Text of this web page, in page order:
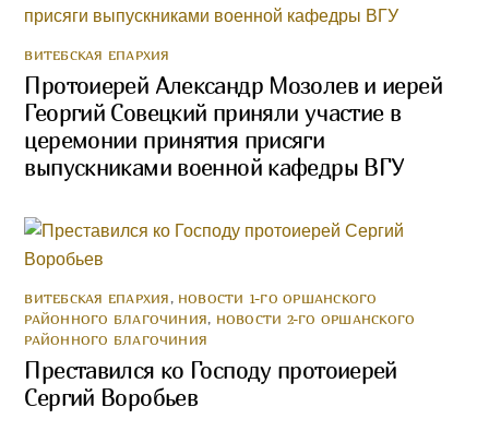
ВИТЕБСКАЯ ЕПАРХИЯ
Протоиерей Александр Мозолев и иерей
Георгий Совецкий приняли участие в
церемонии принятия присяги
выпускниками военной кафедры ВГУ
ВИТЕБСКАЯ ЕПАРХИЯ, НОВОСТИ 1-ГО ОРШАНСКОГО
РАЙОННОГО БЛАГОЧИНИЯ, НОВОСТИ 2-ГО ОРШАНСКОГО
РАЙОННОГО БЛАГОЧИНИЯ
Преставился ко Господу протоиерей
Сергий Воробьев